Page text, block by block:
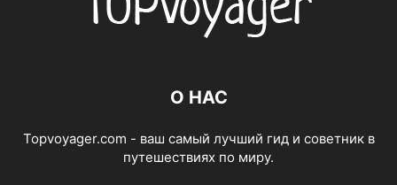
О НАС
Topvoyager.com - ваш самый лучший гид и советник в
путешествиях по миру.